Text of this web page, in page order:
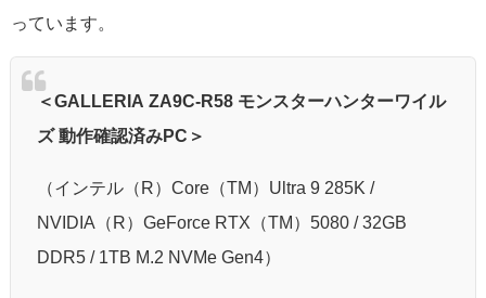
っています。
＜GALLERIA ZA9C-R58 モンスターハンターワイル
ズ 動作確認済みPC＞
（インテル（R）Core（TM）Ultra 9 285K /
NVIDIA（R）GeForce RTX（TM）5080 / 32GB
DDR5 / 1TB M.2 NVMe Gen4）